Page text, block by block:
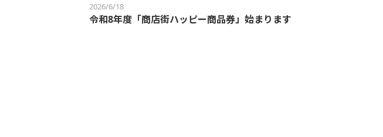
2026/6/18
令和8年度「商店街ハッピー商品券」始まります